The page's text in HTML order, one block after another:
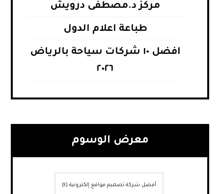
مركز د.مصطفى درويش
طباعة اعلام الدول
افضل ١٠ شركات سياحة بالرياض
٢٠٢٦
معرض الوسوم
أفضل شركة تصميم مواقع إلكترونية (٤)